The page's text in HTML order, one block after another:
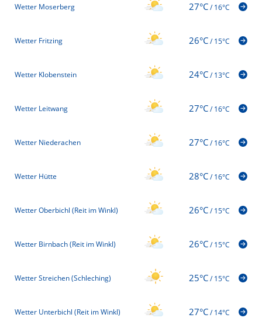
Wetter Moserberg 27°C/16°C
Wetter Fritzing 26°C/15°C
Wetter Klobenstein 24°C/13°C
Wetter Leitwang 27°C/16°C
Wetter Niederachen 27°C/16°C
Wetter Hütte 28°C/16°C
Wetter Oberbichl (Reit im Winkl) 26°C/15°C
Wetter Birnbach (Reit im Winkl) 26°C/15°C
Wetter Streichen (Schleching) 25°C/15°C
Wetter Unterbichl (Reit im Winkl) 27°C/14°C